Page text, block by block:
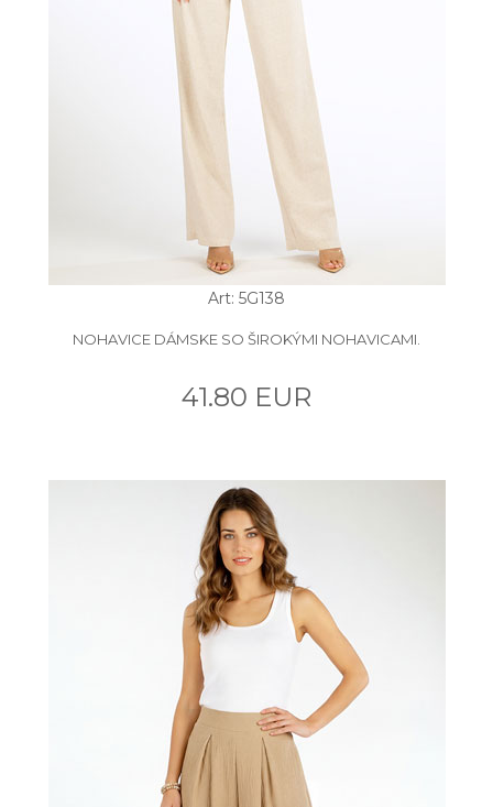
Art: 5G138
NOHAVICE DÁMSKE SO ŠIROKÝMI NOHAVICAMI.
41.80 EUR